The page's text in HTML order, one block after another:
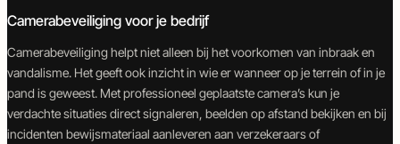
Camerabeveiliging voor je bedrijf
Camerabeveiliging helpt niet alleen bij het voorkomen van inbraak en
vandalisme. Het geeft ook inzicht in wie er wanneer op je terrein of in je
pand is geweest. Met professioneel geplaatste camera’s kun je
verdachte situaties direct signaleren, beelden op afstand bekijken en bij
incidenten bewijsmateriaal aanleveren aan verzekeraars of